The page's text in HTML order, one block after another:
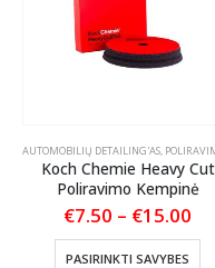
PRIEŽIŪRA
AUTOMOBILIŲ DETAILING'AS,
Koch Chemie Heavy Cut
Poliravimo Kempinė
€7.50 – €15.00
PASIRINKTI SAVYBES
This product has multiple variants. The